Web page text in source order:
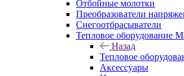
Отбойные молотки
Преобразователи
Снегоотбрасыватели
Тепловое оборудование
Назад
Тепловое
Аксессуары